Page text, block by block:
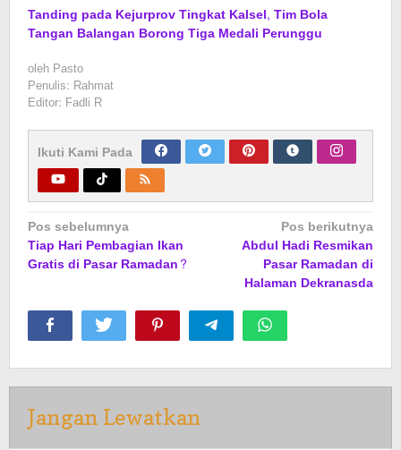
Tanding pada Kejurprov Tingkat Kalsel, Tim Bola
Tangan Balangan Borong Tiga Medali Perunggu
oleh Pasto
Penulis: Rahmat
Editor: Fadli R
Ikuti Kami Pada
Navigasi
pos
Pos sebelumnya
Tiap Hari Pembagian Ikan
Gratis di Pasar Ramadan?
Pos berikutnya
Abdul Hadi Resmikan
Pasar Ramadan di
Halaman Dekranasda
Jangan Lewatkan